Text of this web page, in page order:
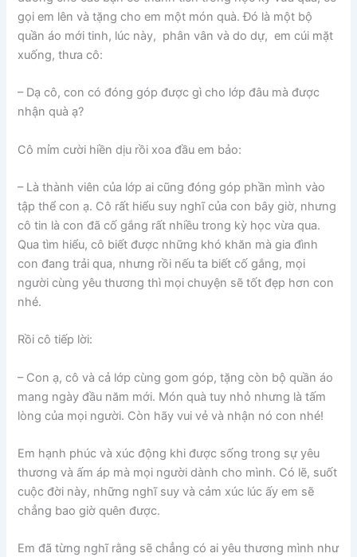
gọi em lên và tặng cho em một món quà. Đó là một bộ
quần áo mới tinh, lúc này, phân vân và do dự, em cúi mặt
xuống, thưa cô:
– Dạ cô, con có đóng góp được gì cho lớp đâu mà được
nhận quà ạ?
Cô mỉm cười hiền dịu rồi xoa đầu em bảo:
– Là thành viên của lớp ai cũng đóng góp phần mình vào
tập thể con ạ. Cô rất hiểu suy nghĩ của con bây giờ, nhưng
cô tin là con đã cố gắng rất nhiều trong kỳ học vừa qua.
Qua tìm hiểu, cô biết được những khó khăn mà gia đình
con đang trải qua, nhưng rồi nếu ta biết cố gắng, mọi
người cùng yêu thương thì mọi chuyện sẽ tốt đẹp hơn con
nhé.
Rồi cô tiếp lời:
– Con ạ, cô và cả lớp cùng gom góp, tặng còn bộ quần áo
mang ngày đầu năm mới. Món quà tuy nhỏ nhưng là tấm
lòng của mọi người. Còn hãy vui vẻ và nhận nó con nhé!
Em hạnh phúc và xúc động khi được sống trong sự yêu
thương và ấm áp mà mọi người dành cho mình. Có lẽ, suốt
cuộc đời này, những nghĩ suy và cảm xúc lúc ấy em sẽ
chẳng bao giờ quên được.
Em đã từng nghĩ rằng sẽ chẳng có ai yêu thương mình như